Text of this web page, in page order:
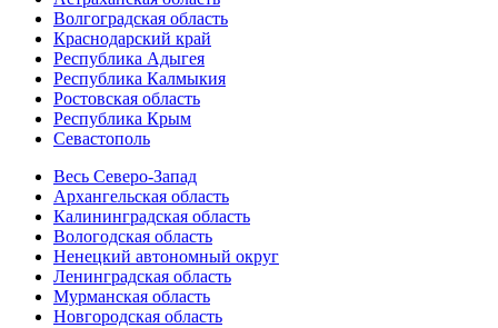
Волгоградская область
Краснодарский край
Республика Адыгея
Республика Калмыкия
Ростовская область
Республика Крым
Севастополь
Весь Северо-Запад
Архангельская область
Калининградская область
Вологодская область
Ненецкий автономный округ
Ленинградская область
Мурманская область
Новгородская область